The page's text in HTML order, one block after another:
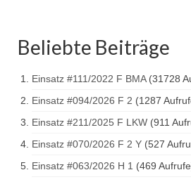
Tanklöschfahrzeug TLF
Gerätewagen Gefahrgut
Kleinalarmfahrzeug
Kommandowagen
Beliebte Beiträge
Einsatz #111/2022 F BMA (31728
Einsatz #094/2026 F 2 (1287
Einsatz #211/2025 F LKW (911
Einsatz #070/2026 F 2 Y (527
Einsatz #063/2026 H 1 (469